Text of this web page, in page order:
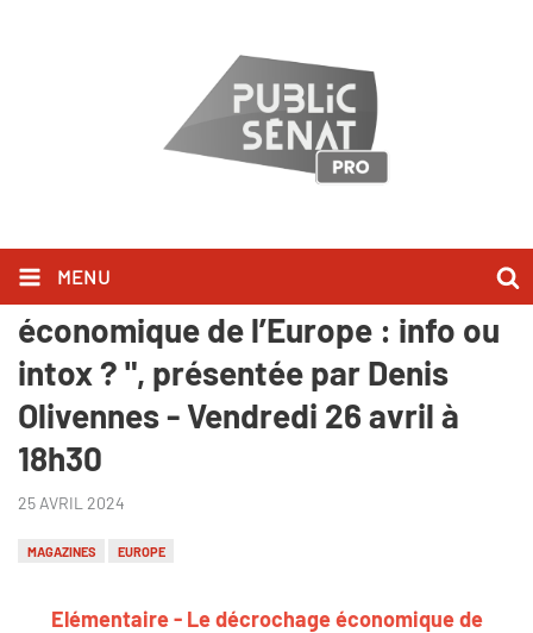
MENU
"Elémentaire - Le décrochage
économique de l’Europe : info ou
intox ? ", présentée par Denis
Olivennes - Vendredi 26 avril à
18h30
25 AVRIL 2024
MAGAZINES EUROPE
Elémentaire - Le décrochage économique de